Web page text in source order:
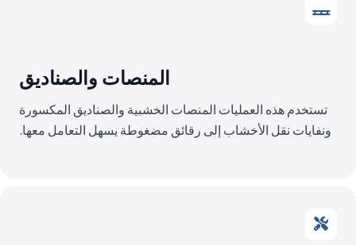
المنصات والصناديق
تستخدم هذه العمليات المنصات الخشبية والصناديق المكسورة
ونفايات نقل الأخشاب إلى رقائق مضغوطة يسهل التعامل معها.